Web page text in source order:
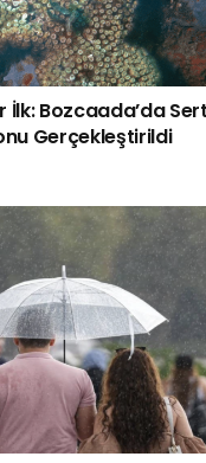
İlk: Bozcaada’da
Gerçekleştirildi